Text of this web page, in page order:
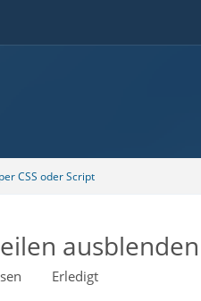
CSS oder Script
ausblenden
Erledigt